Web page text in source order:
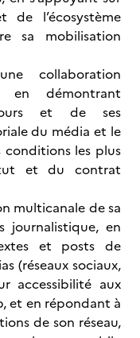
de l’écosystème
sa mobilisation
collaboration
démontrant
et de ses
du média et le
conditions les plus
et du contrat
multicanale de sa
journalistique, en
et posts de
(réseaux sociaux,
accessibilité aux
et en répondant à
de son réseau,